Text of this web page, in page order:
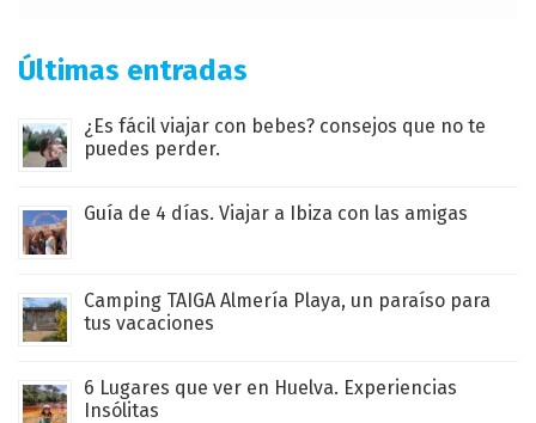
Últimas entradas
¿Es fácil viajar con bebes? consejos que no te
puedes perder.
Guía de 4 días. Viajar a Ibiza con las amigas
Camping TAIGA Almería Playa, un paraíso para
tus vacaciones
6 Lugares que ver en Huelva. Experiencias
Insólitas